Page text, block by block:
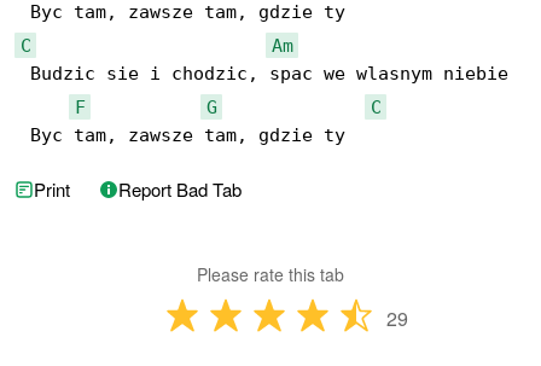
C
Am
Budzic sie i chodzic, spac we wlasnym niebie
F
G
C
Byc tam, zawsze tam, gdzie ty
Print Report Bad Tab
Please rate this tab
29